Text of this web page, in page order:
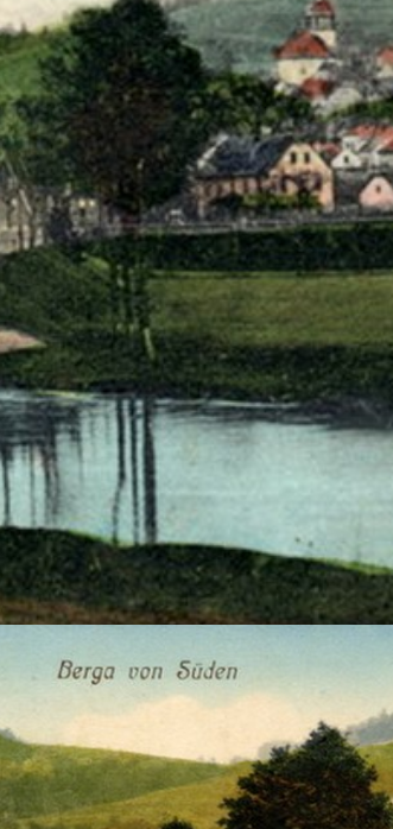
Ihrer Einwilligung oder in
Format. Sofern Sie die
Bestimmungen das Recht
der Datenverarbeitung und ggf. ein
Daten können Sie sich jederzeit
vertraulicher Inhalte, die
diese Website übermitteln, für Dritte
in der Browserzeile.
die Ihr Browser
anderen Datenquellen statt.
Maßnahmen gestattet.